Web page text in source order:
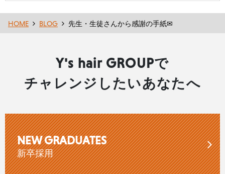
HOME BLOG 先生・生徒さんから感謝の手紙✉
Y's hair GROUPで
チャレンジしたいあなたへ
NEW GRADUATES
新卒採用